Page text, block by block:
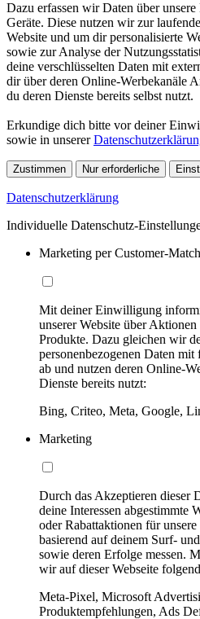
Dazu erfassen wir Daten über
Geräte. Diese nutzen wir zur
Website und um dir personalisierte
sowie zur Analyse der
deine verschlüsselten Daten mit
dir über deren Online-Werbekanäle
du deren Dienste bereits selbst nutzt.
Erkundige dich bitte vor deiner
sowie in unserer
Zustimmen Nur erforderliche
Datenschutzerklärung
Individuelle Datenschutz-
Marketing per Customer-Match
Mit deiner Einwilligung
unserer Website über
Produkte. Dazu gleichen wir
personenbezogenen Daten
ab und nutzen deren Online-
Dienste bereits nutzt:
Bing, Criteo, Meta, Google,
Marketing
Durch das Akzeptieren dieser
deine Interessen abgestimmte
oder Rabattaktionen für
basierend auf deinem Surf-
sowie deren Erfolge messen.
wir auf dieser Webseite
Meta-Pixel, Microsoft
Produktempfehlungen, Ads